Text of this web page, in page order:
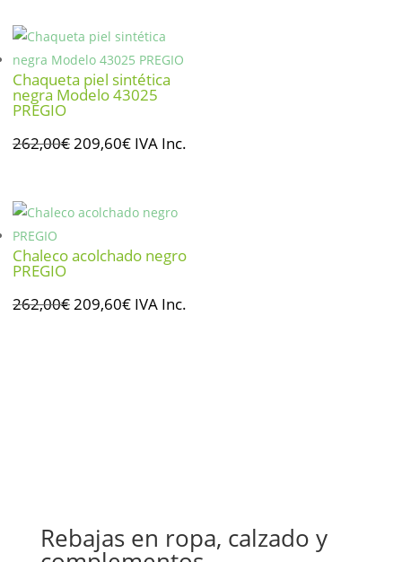
era:
237,00€.
es:
118,50€.
Chaqueta piel sintética
negra Modelo 43025
PREGIO
262,00€ El
era:
209,60€El
es:
IVA Inc.
Chaleco acolchado negro
PREGIO
262,00€ El
209,60€ElIVA Inc.
Rebajas en ropa, calzado y